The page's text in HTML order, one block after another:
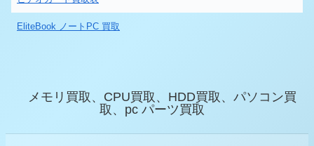
EliteBook ノートPC 買取
メモリ買取、CPU買取、HDD買取、パソコン買
取、pc パーツ買取